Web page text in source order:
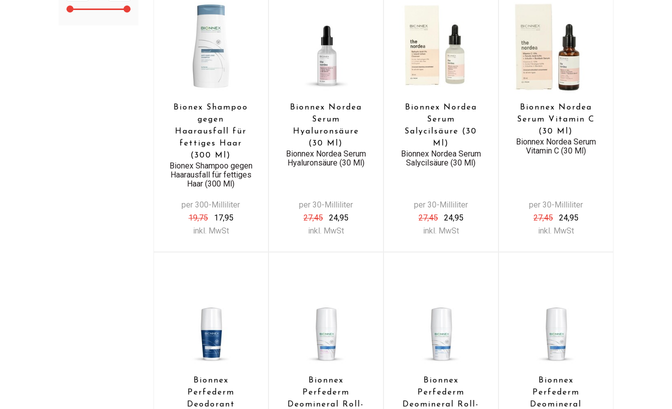
Bionex Shampoo
gegen
Haarausfall für
fettiges Haar
(300 Ml)
Bionex Shampoo gegen
Haarausfall für fettiges
Haar (300 Ml)
per 300-Milliliter
19,75
17,95
inkl. MwSt
Bionnex Nordea
Serum
Hyaluronsäure
(30 Ml)
Bionnex Nordea Serum
Hyaluronsäure (30 Ml)
per 30-Milliliter
27,45
24,95
inkl. MwSt
Bionnex Nordea
Serum
Salycilsäure (30
Ml)
Bionnex Nordea Serum
Salycilsäure (30 Ml)
per 30-Milliliter
27,45
24,95
inkl. MwSt
Bionnex Nordea
Serum Vitamin C
(30 Ml)
Bionnex Nordea Serum
Vitamin C (30 Ml)
per 30-Milliliter
27,45
24,95
inkl. MwSt
Bionnex
Perfederm
Deodorant
Bionnex
Perfederm
Deomineral Roll-
Bionnex
Perfederm
Deomineral Roll-
Bionnex
Perfederm
Deomineral